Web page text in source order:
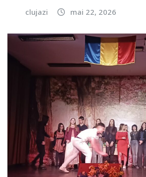
clujazi mai 22, 2026